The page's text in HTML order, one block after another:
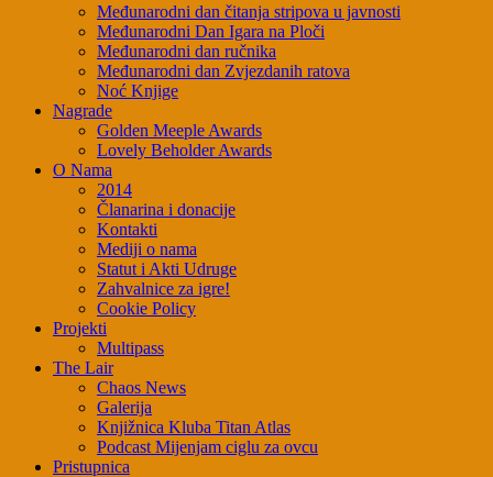
Međunarodni dan čitanja stripova u javnosti
Međunarodni Dan Igara na Ploči
Međunarodni dan ručnika
Međunarodni dan Zvjezdanih ratova
Noć Knjige
Nagrade
Golden Meeple Awards
Lovely Beholder Awards
O Nama
2014
Članarina i donacije
Kontakti
Mediji o nama
Statut i Akti Udruge
Zahvalnice za igre!
Cookie Policy
Projekti
Multipass
The Lair
Chaos News
Galerija
Knjižnica Kluba Titan Atlas
Podcast Mijenjam ciglu za ovcu
Pristupnica